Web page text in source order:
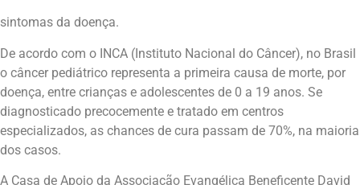
sintomas da doença.
De acordo com o INCA (Instituto Nacional do Câncer), no Brasil
o câncer pediátrico representa a primeira causa de morte, por
doença, entre crianças e adolescentes de 0 a 19 anos. Se
diagnosticado precocemente e tratado em centros
especializados, as chances de cura passam de 70%, na maioria
dos casos.
A Casa de Apoio da Associação Evangélica Beneficente David